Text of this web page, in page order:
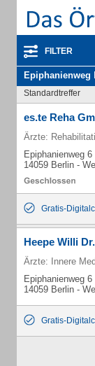
FILTER
Epiphanienweg
Standardtreffer
es.te Reha
Ärzte:
Epiphanienweg 6
14059 Berlin -
Gratis-
Heepe Willi
Ärzte: Innere
Epiphanienweg 6
14059 Berlin -
Gratis-